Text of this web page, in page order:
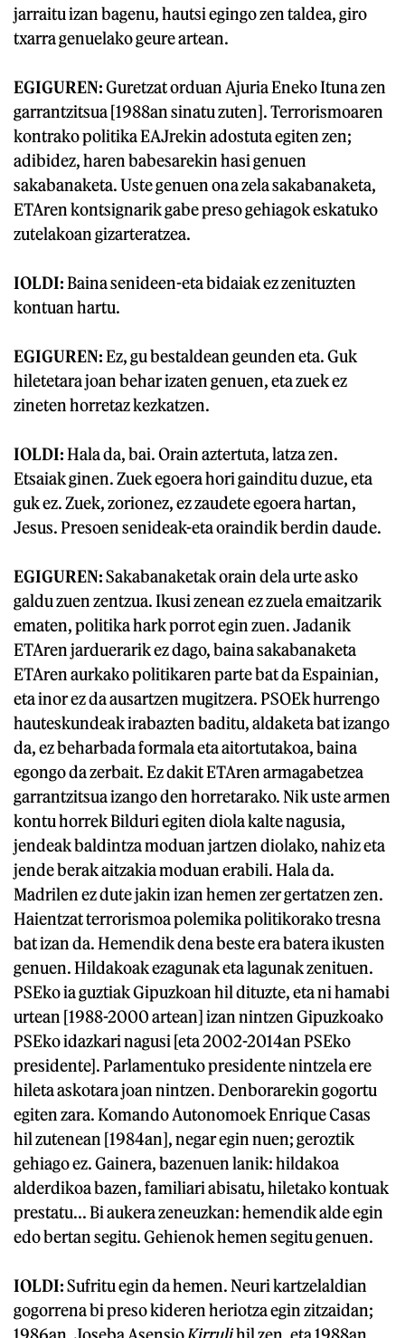
jarraitu izan bagenu, hautsi egingo zen taldea, giro
txarra genuelako geure artean.
EGIGUREN:Guretzat orduan Ajuria Eneko Ituna zen
garrantzitsua [1988an sinatu zuten]. Terrorismoaren
kontrako politika EAJrekin adostuta egiten zen;
adibidez, haren babesarekin hasi genuen
sakabanaketa. Uste genuen ona zela sakabanaketa,
ETAren kontsignarik gabe preso gehiagok eskatuko
zutelakoan gizarteratzea.
IOLDI:Baina senideen-eta bidaiak ez zenituzten
kontuan hartu.
EGIGUREN:Ez, gu bestaldean geunden eta. Guk
hiletetara joan behar izaten genuen, eta zuek ez
zineten horretaz kezkatzen.
IOLDI:Hala da, bai. Orain aztertuta, latza zen.
Etsaiak ginen. Zuek egoera hori gainditu duzue, eta
guk ez. Zuek, zorionez, ez zaudete egoera hartan,
Jesus. Presoen senideak-eta oraindik berdin daude.
EGIGUREN:Sakabanaketak orain dela urte asko
galdu zuen zentzua. Ikusi zenean ez zuela emaitzarik
ematen, politika hark porrot egin zuen. Jadanik
ETAren jarduerarik ez dago, baina sakabanaketa
ETAren aurkako politikaren parte bat da Espainian,
eta inor ez da ausartzen mugitzera. PSOEk hurrengo
hauteskundeak irabazten baditu, aldaketa bat izango
da, ez beharbada formala eta aitortutakoa, baina
egongo da zerbait. Ez dakit ETAren armagabetzea
garrantzitsua izango den horretarako. Nik uste armen
kontu horrek Bilduri egiten diola kalte nagusia,
jendeak baldintza moduan jartzen diolako, nahiz eta
jende berak aitzakia moduan erabili. Hala da.
Madrilen ez dute jakin izan hemen zer gertatzen zen.
Haientzat terrorismoa polemika politikorako tresna
bat izan da. Hemendik dena beste era batera ikusten
genuen. Hildakoak ezagunak eta lagunak zenituen.
PSEko ia guztiak Gipuzkoan hil dituzte, eta ni hamabi
urtean [1988-2000 artean] izan nintzen Gipuzkoako
PSEko idazkari nagusi [eta 2002-2014an PSEko
presidente]. Parlamentuko presidente nintzela ere
hileta askotara joan nintzen. Denborarekin gogortu
egiten zara. Komando Autonomoek Enrique Casas
hil zutenean [1984an], negar egin nuen; geroztik
gehiago ez. Gainera, bazenuen lanik: hildakoa
alderdikoa bazen, familiari abisatu, hiletako kontuak
prestatu... Bi aukera zeneuzkan: hemendik alde egin
edo bertan segitu. Gehienok hemen segitu genuen.
IOLDI:Sufritu egin da hemen. Neuri kartzelaldian
gogorrena bi preso kideren heriotza egin zitzaidan;
1986an, Joseba AsensioKirrulihil zen, eta 1988an,